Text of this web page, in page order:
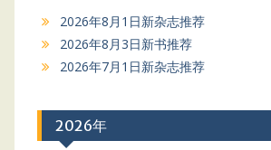
2026年8月1日新杂志推荐
2026年8月3日新书推荐
2026年7月1日新杂志推荐
2026年